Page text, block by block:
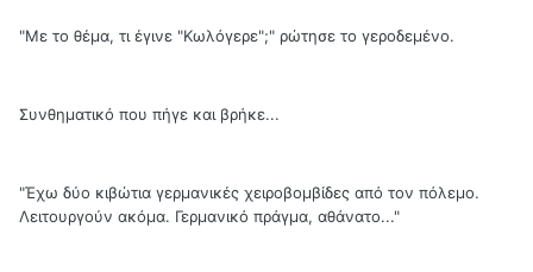
"Με το θέμα, τι έγινε "Κωλόγερε";" ρώτησε το γεροδεμένο.
Συνθηματικό που πήγε και βρήκε...
"Έχω δύο κιβώτια γερμανικές χειροβομβίδες από τον πόλεμο.
Λειτουργούν ακόμα. Γερμανικό πράγμα, αθάνατο..."